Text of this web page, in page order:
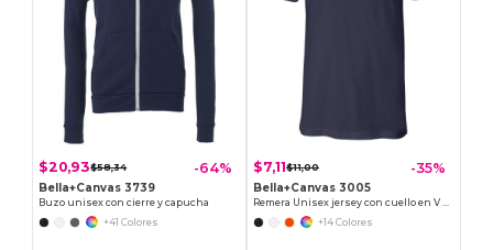
$20,93$58,34 -64%
Bella+Canvas 3739
Buzo unisex con cierre y capucha
+41 Colores
$7,11$11,00 -35%
Bella+Canvas 3005
Remera Unisex jersey con cuello en V de manga corta
+14 Colores